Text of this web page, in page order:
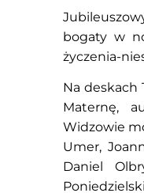
bogaty w
życzenia-
Na deskach
Maternę,
Widzowie
Umer,
Daniel